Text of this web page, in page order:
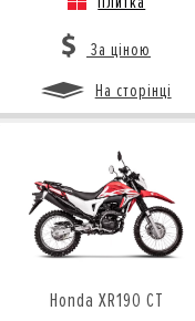
За ціною
На сторінці
Honda XR190 CT